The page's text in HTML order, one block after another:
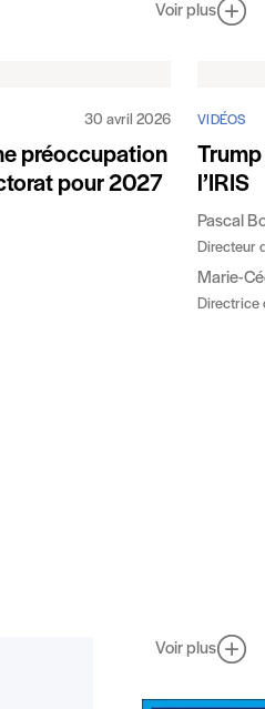
Voir plus
30 avril 2026
préoccupation
pour 2027
VIDÉOS
Trump
l’IRIS
Pascal
Directeur
Marie-
Directrice
Voir plus